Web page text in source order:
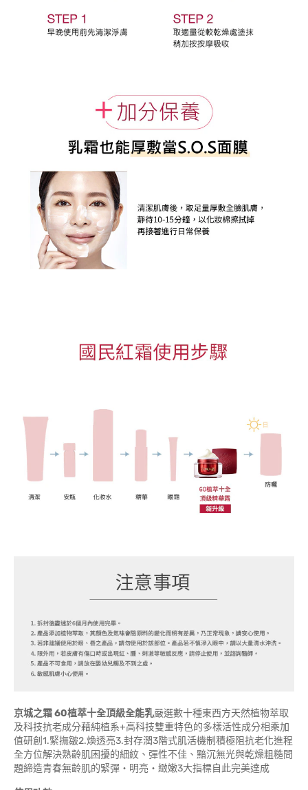
京城之霜60植萃十全頂級全能乳嚴選數十種東西方天然植物萃取
及科技抗老成分藉純植系+高科技雙重特色的多樣活性成分相乘加
值研創1.緊撫皺2.煥透亮3.封存潤3階式肌活機制積極阻抗老化進程
全方位解決熟齡肌困擾的細紋、彈性不佳、黯沉無光與乾燥粗糙問
題締造青春無齡肌的緊彈‧明亮‧緻嫩3大指標自此完美達成